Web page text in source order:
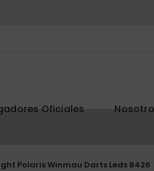
Oficiales
Polaris Winmau Darts Leds 8426